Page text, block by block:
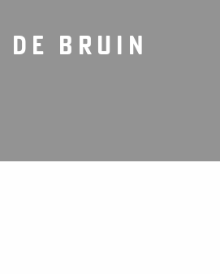
DE BRUIN